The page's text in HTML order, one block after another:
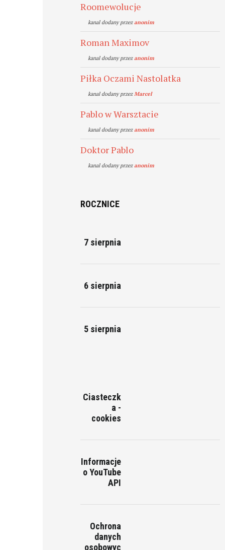
Roomewolucje
kanal dodany przezanonim
Roman Maximov
kanal dodany przezanonim
Piłka Oczami Nastolatka
kanal dodany przezMarcel
Pablo w Warsztacie
kanal dodany przezanonim
Doktor Pablo
kanal dodany przezanonim
ROCZNICE
7 sierpnia
6 sierpnia
5 sierpnia
Ciasteczk
a -
cookies
Informacje
o YouTube
API
Ochrona
danych
osobowyc